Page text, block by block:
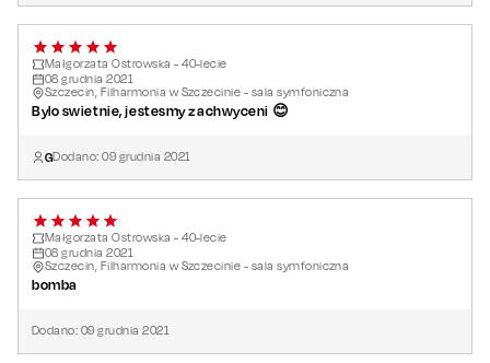
Małgorzata Ostrowska - 40-lecie
08 grudnia 2021
Szczecin, Filharmonia w Szczecinie - sala symfoniczna
Bylo swietnie, jestesmy zachwyceni 😊
GDodano:09 grudnia 2021
Małgorzata Ostrowska - 40-lecie
08 grudnia 2021
Szczecin, Filharmonia w Szczecinie - sala symfoniczna
bomba
Dodano: 09 grudnia 2021